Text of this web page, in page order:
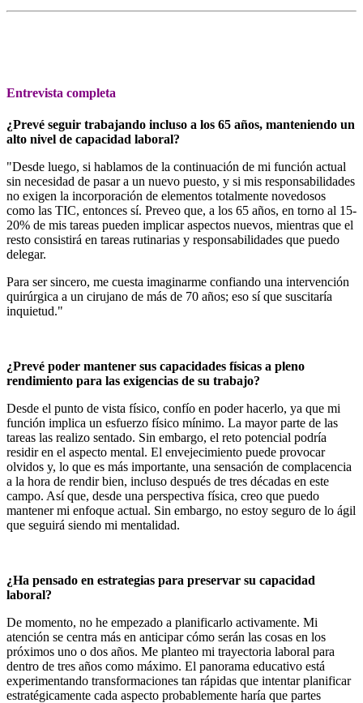
Entrevista completa
¿Prevé seguir trabajando incluso a los 65 años, manteniendo un
alto nivel de capacidad laboral?
"Desde luego, si hablamos de la continuación de mi función actual
sin necesidad de pasar a un nuevo puesto, y si mis responsabilidades
no exigen la incorporación de elementos totalmente novedosos
como las TIC, entonces sí. Preveo que, a los 65 años, en torno al 15-
20% de mis tareas pueden implicar aspectos nuevos, mientras que el
resto consistirá en tareas rutinarias y responsabilidades que puedo
delegar.
Para ser sincero, me cuesta imaginarme confiando una intervención
quirúrgica a un cirujano de más de 70 años; eso sí que suscitaría
inquietud."
¿Prevé poder mantener sus capacidades físicas a pleno
rendimiento para las exigencias de su trabajo?
Desde el punto de vista físico, confío en poder hacerlo, ya que mi
función implica un esfuerzo físico mínimo. La mayor parte de las
tareas las realizo sentado. Sin embargo, el reto potencial podría
residir en el aspecto mental. El envejecimiento puede provocar
olvidos y, lo que es más importante, una sensación de complacencia
a la hora de rendir bien, incluso después de tres décadas en este
campo. Así que, desde una perspectiva física, creo que puedo
mantener mi enfoque actual. Sin embargo, no estoy seguro de lo ágil
que seguirá siendo mi mentalidad.
¿Ha pensado en estrategias para preservar su capacidad
laboral?
De momento, no he empezado a planificarlo activamente. Mi
atención se centra más en anticipar cómo serán las cosas en los
próximos uno o dos años. Me planteo mi trayectoria laboral para
dentro de tres años como máximo. El panorama educativo está
experimentando transformaciones tan rápidas que intentar planificar
estratégicamente cada aspecto probablemente haría que partes